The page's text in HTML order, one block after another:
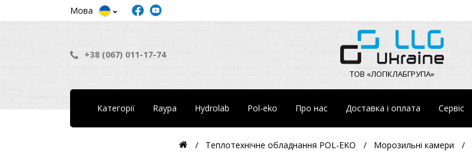
Мова
+38 (067) 011-17-74
ТОВ «ЛОГІКЛАБГРУПА»
Категорії Raypa Hydrolab Pol-eko Про нас Доставка і оплата Сервіс
Теплотехнічне обладнання POL-EKO Морозильні камери